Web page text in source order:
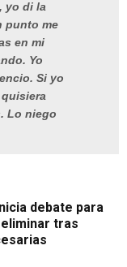
yo di la
punto me
en mi
Yo
Si yo
Lo niego
debate para
tras